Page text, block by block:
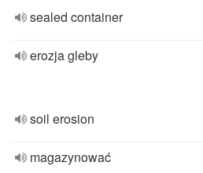
sealed container
erozja gleby
soil erosion
magazynować